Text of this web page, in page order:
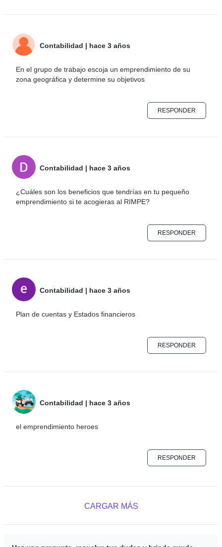
Contabilidad | hace 3 años
En el grupo de trabajo escoja un emprendimiento de su
zona geográfica y determine su objetivos
RESPONDER
Contabilidad | hace 3 años
¿Cuáles son los beneficios que tendrías en tu pequeño
emprendimiento si te acogieras al RIMPE?
RESPONDER
Contabilidad | hace 3 años
Plan de cuentas y Estados financieros
RESPONDER
Contabilidad | hace 3 años
el emprendimiento heroes
RESPONDER
CARGAR MÁS